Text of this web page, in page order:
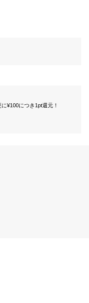
¥100につき1pt還元！